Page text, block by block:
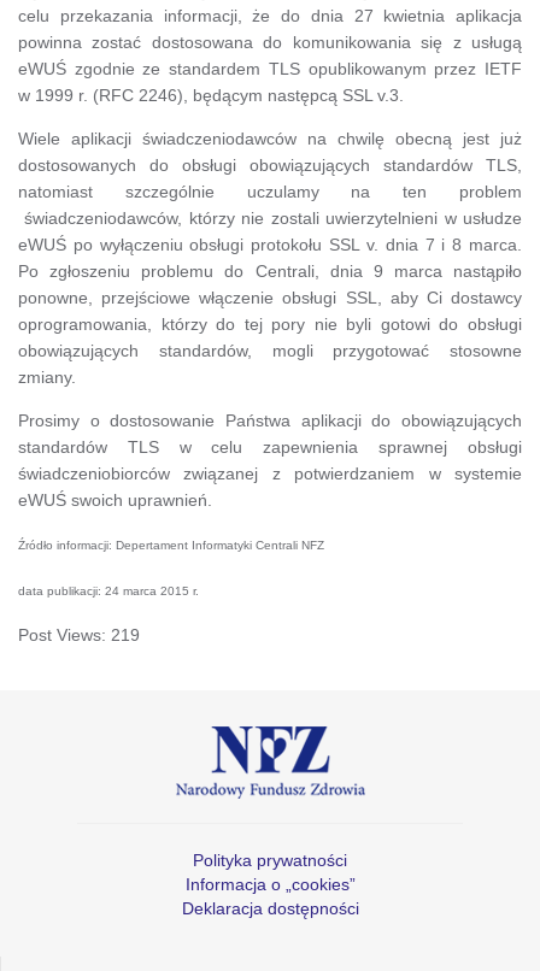
celu przekazania informacji, że do dnia 27 kwietnia aplikacja
powinna zostać dostosowana do komunikowania się z usługą
eWUŚ zgodnie ze standardem TLS opublikowanym przez IETF
w 1999 r. (RFC 2246), będącym następcą SSL v.3.
Wiele aplikacji świadczeniodawców na chwilę obecną jest już
dostosowanych do obsługi obowiązujących standardów TLS,
natomiast szczególnie uczulamy na ten problem
świadczeniodawców, którzy nie zostali uwierzytelnieni w usłudze
eWUŚ po wyłączeniu obsługi protokołu SSL v. dnia 7 i 8 marca.
Po zgłoszeniu problemu do Centrali, dnia 9 marca nastąpiło
ponowne, przejściowe włączenie obsługi SSL, aby Ci dostawcy
oprogramowania, którzy do tej pory nie byli gotowi do obsługi
obowiązujących standardów, mogli przygotować stosowne
zmiany.
Prosimy o dostosowanie Państwa aplikacji do obowiązujących
standardów TLS w celu zapewnienia sprawnej obsługi
świadczeniobiorców związanej z potwierdzaniem w systemie
eWUŚ swoich uprawnień.
Źródło informacji: Depertament Informatyki Centrali NFZ
data publikacji: 24 marca 2015 r.
Post Views: 219
Polityka prywatności
Informacja o „cookies”
Deklaracja dostępności